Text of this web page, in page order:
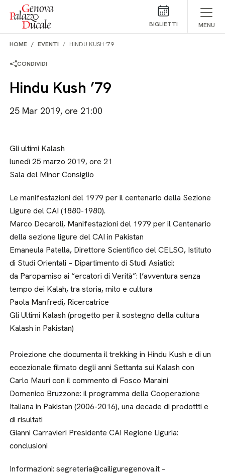
Salta al contenuto
BIGLIETTI MENU
HOME EVENTI HINDU KUSH ’79
CONDIVIDI
Hindu Kush ’79
25 Mar 2019, ore 21:00
Gli ultimi Kalash
lunedì 25 marzo 2019, ore 21
Sala del Minor Consiglio
Le manifestazioni del 1979 per il centenario della Sezione
Ligure del CAI (1880-1980).
Marco Decaroli, Manifestazioni del 1979 per il Centenario
della sezione ligure del CAI in Pakistan
Emaneula Patella, Direttore Scientifico del CELSO, Istituto
di Studi Orientali – Dipartimento di Studi Asiatici:
da Paropamiso ai “ercatori di Verità”: l’avventura senza
tempo dei Kalah, tra storia, mito e cultura
Paola Manfredi, Ricercatrice
Gli Ultimi Kalash (progetto per il sostegno della cultura
Kalash in Pakistan)
Proiezione che documenta il trekking in Hindu Kush e di un
eccezionale filmato degli anni Settanta sui Kalash con
Carlo Mauri con il commento di Fosco Maraini
Domenico Bruzzone: il programma della Cooperazione
Italiana in Pakistan (2006-2016), una decade di prodottti e
di risultati
Gianni Carravieri Presidente CAI Regione Liguria:
conclusioni
Informazioni: segreteria@cailiguregenova.it –